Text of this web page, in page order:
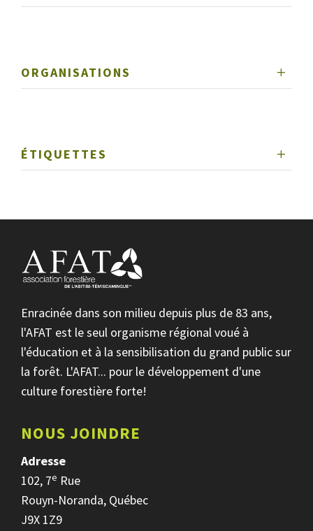
ORGANISATIONS
ÉTIQUETTES
Enracinée dans son milieu depuis plus de 83 ans,
l'AFAT est le seul organisme régional voué à
l'éducation et à la sensibilisation du grand public sur
la forêt. L'AFAT... pour le développement d'une
culture forestière forte!
NOUS JOINDRE
Adresse
102, 7e Rue
Rouyn-Noranda, Québec
J9X 1Z9